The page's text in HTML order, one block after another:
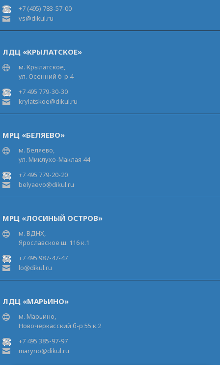
+7 (495) 783-57-00
vs@dikul.ru
ЛДЦ «КРЫЛАТСКОЕ»
м. Крылатское,
ул. Осенний б-р 4
+7 495 779-30-30
krylatskoe@dikul.ru
МРЦ «БЕЛЯЕВО»
м. Беляево,
ул. Миклухо-Маклая 44
+7 495 779-20-20
belyaevo@dikul.ru
МРЦ «ЛОСИНЫЙ ОСТРОВ»
м. ВДНХ,
Ярославское ш. 116 к.1
+7 495 987-47-47
lo@dikul.ru
ЛДЦ «МАРЬИНО»
м. Марьино,
Новочеркасский б-р 55 к.2
+7 495 385-97-97
maryno@dikul.ru